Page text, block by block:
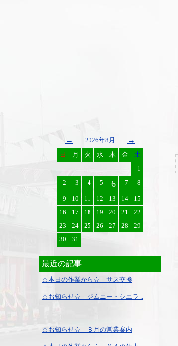
← 2026年8月 →
日 月 火 水 木 金
土
1
2
3 4 5 6 7 8
9 10 11 12 13 14
15
16
17 18 19 20 21
22
23
24 25 26 27 28
29
30
31
最近の記事
☆本日の作業から☆ サス交換
☆お知らせ☆ ジムニー・シエラ ..
☆お知らせ☆ ８月の営業案内